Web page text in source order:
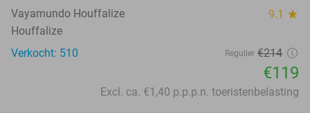
Vayamundo Houffalize 9.1 star
Houffalize
Verkocht: 510
Regulier €214
€119
Excl. ca. €1,40 p.p.p.n. toeristenbelasting